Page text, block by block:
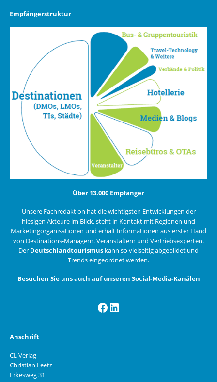
Empfängerstruktur
Über 13.000 Empfänger
Unsere Fachredaktion hat die wichtigsten Entwicklungen der
hiesigen Akteure im Blick, steht in Kontakt mit Regionen und
Marketingorganisationen und erhält Informationen aus erster Hand
von Destinations-Managern, Veranstaltern und Vertriebsexperten.
Der Deutschlandtourismus kann so vielseitig abgebildet und
Trends eingeordnet werden.
Besuchen Sie uns auch auf unseren Social-Media-Kanälen
Facebook
LinkedIn
Anschrift
CL Verlag
Christian Leetz
Erkesweg 31